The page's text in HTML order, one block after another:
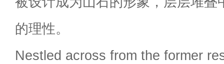
的理性。
Nestled across from the former